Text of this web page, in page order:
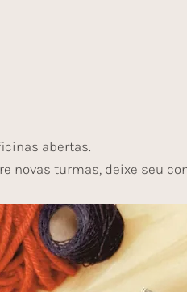
abertas.
novas turmas, deixe seu